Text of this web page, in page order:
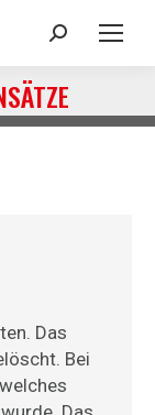
Search:
sich hier:
Das
Bei